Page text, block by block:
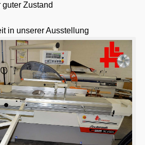
Zustand
in unserer Ausstellung